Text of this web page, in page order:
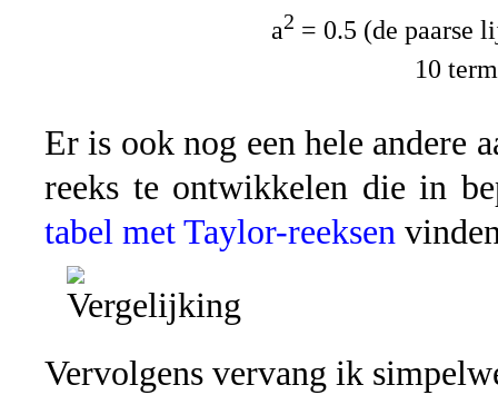
a2 = 0.5 (de paarse
10
Er is ook nog een hele andere
reeks te ontwikkelen die in
tabel met Taylor-reeksen
Vervolgens vervang ik